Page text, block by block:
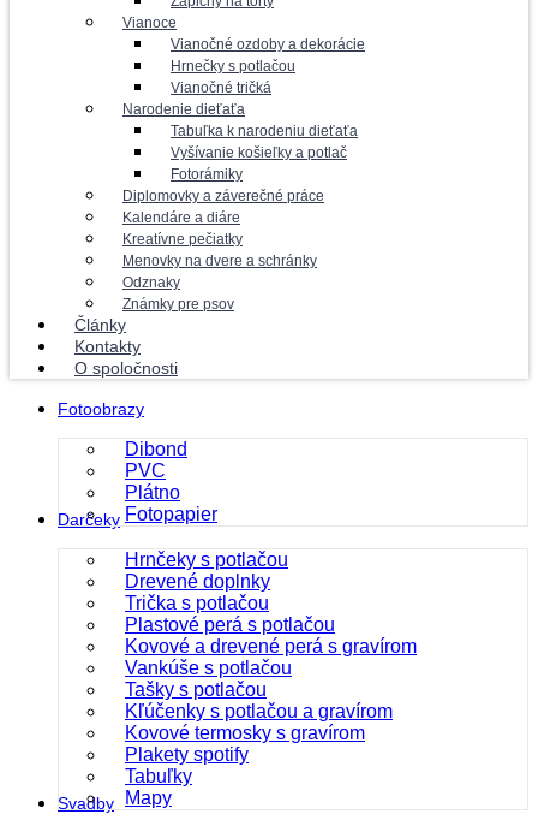
Vianoce
Vianočné ozdoby a dekorácie
Hrnečky s potlačou
Vianočné tričká
Narodenie dieťaťa
Tabuľka k narodeniu dieťaťa
Vyšívanie košieľky a potlač
Fotorámiky
Diplomovky a záverečné práce
Kalendáre a diáre
Kreatívne pečiatky
Menovky na dvere a schránky
Odznaky
Známky pre psov
Články
Kontakty
O spoločnosti
Fotoobrazy
Dibond
PVC
Plátno
Fotopapier
Darčeky
Hrnčeky s potlačou
Drevené doplnky
Trička s potlačou
Plastové perá s potlačou
Kovové a drevené perá s gravírom
Vankúše s potlačou
Tašky s potlačou
Kľúčenky s potlačou a gravírom
Kovové termosky s gravírom
Plakety spotify
Tabuľky
Mapy
Svadby